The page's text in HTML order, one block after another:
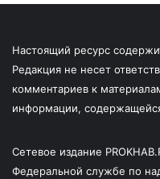
Настоящий ресурс
Редакция не несет
комментариев к
информации,
Сетевое издание
Федеральной службе по